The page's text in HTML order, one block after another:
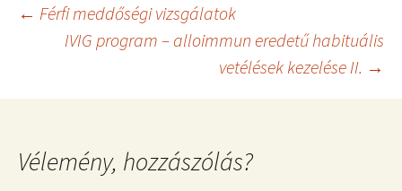
Bejegyzés
← Férfi meddőségi vizsgálatok
IVIG program – alloimmun eredetű habituális
vetélések kezelése II. →
Vélemény, hozzászólás?